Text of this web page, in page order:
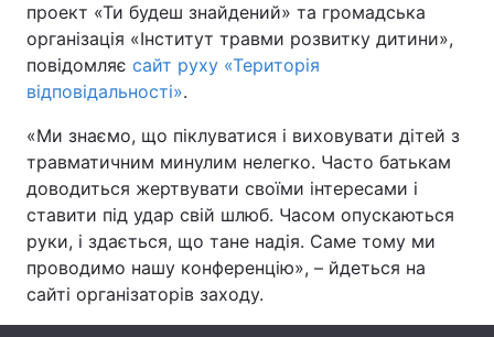
Економіка Світ
Спорт
Техно і зв'язок Лайт
Інциденти
Здоров'я Туризм
Цікавинки Погода
Екологія Регіони
проект «Ти будеш знайдений» та громадська
організація «Інститут травми розвитку дитини»,
повідомляє сайт руху «Територія
відповідальності».
«Ми знаємо, що піклуватися і виховувати дітей з
травматичним минулим нелегко. Часто батькам
доводиться жертвувати своїми інтересами і
ставити під удар свій шлюб. Часом опускаються
руки, і здається, що тане надія. Саме тому ми
проводимо нашу конференцію», – йдеться на
сайті організаторів заходу.